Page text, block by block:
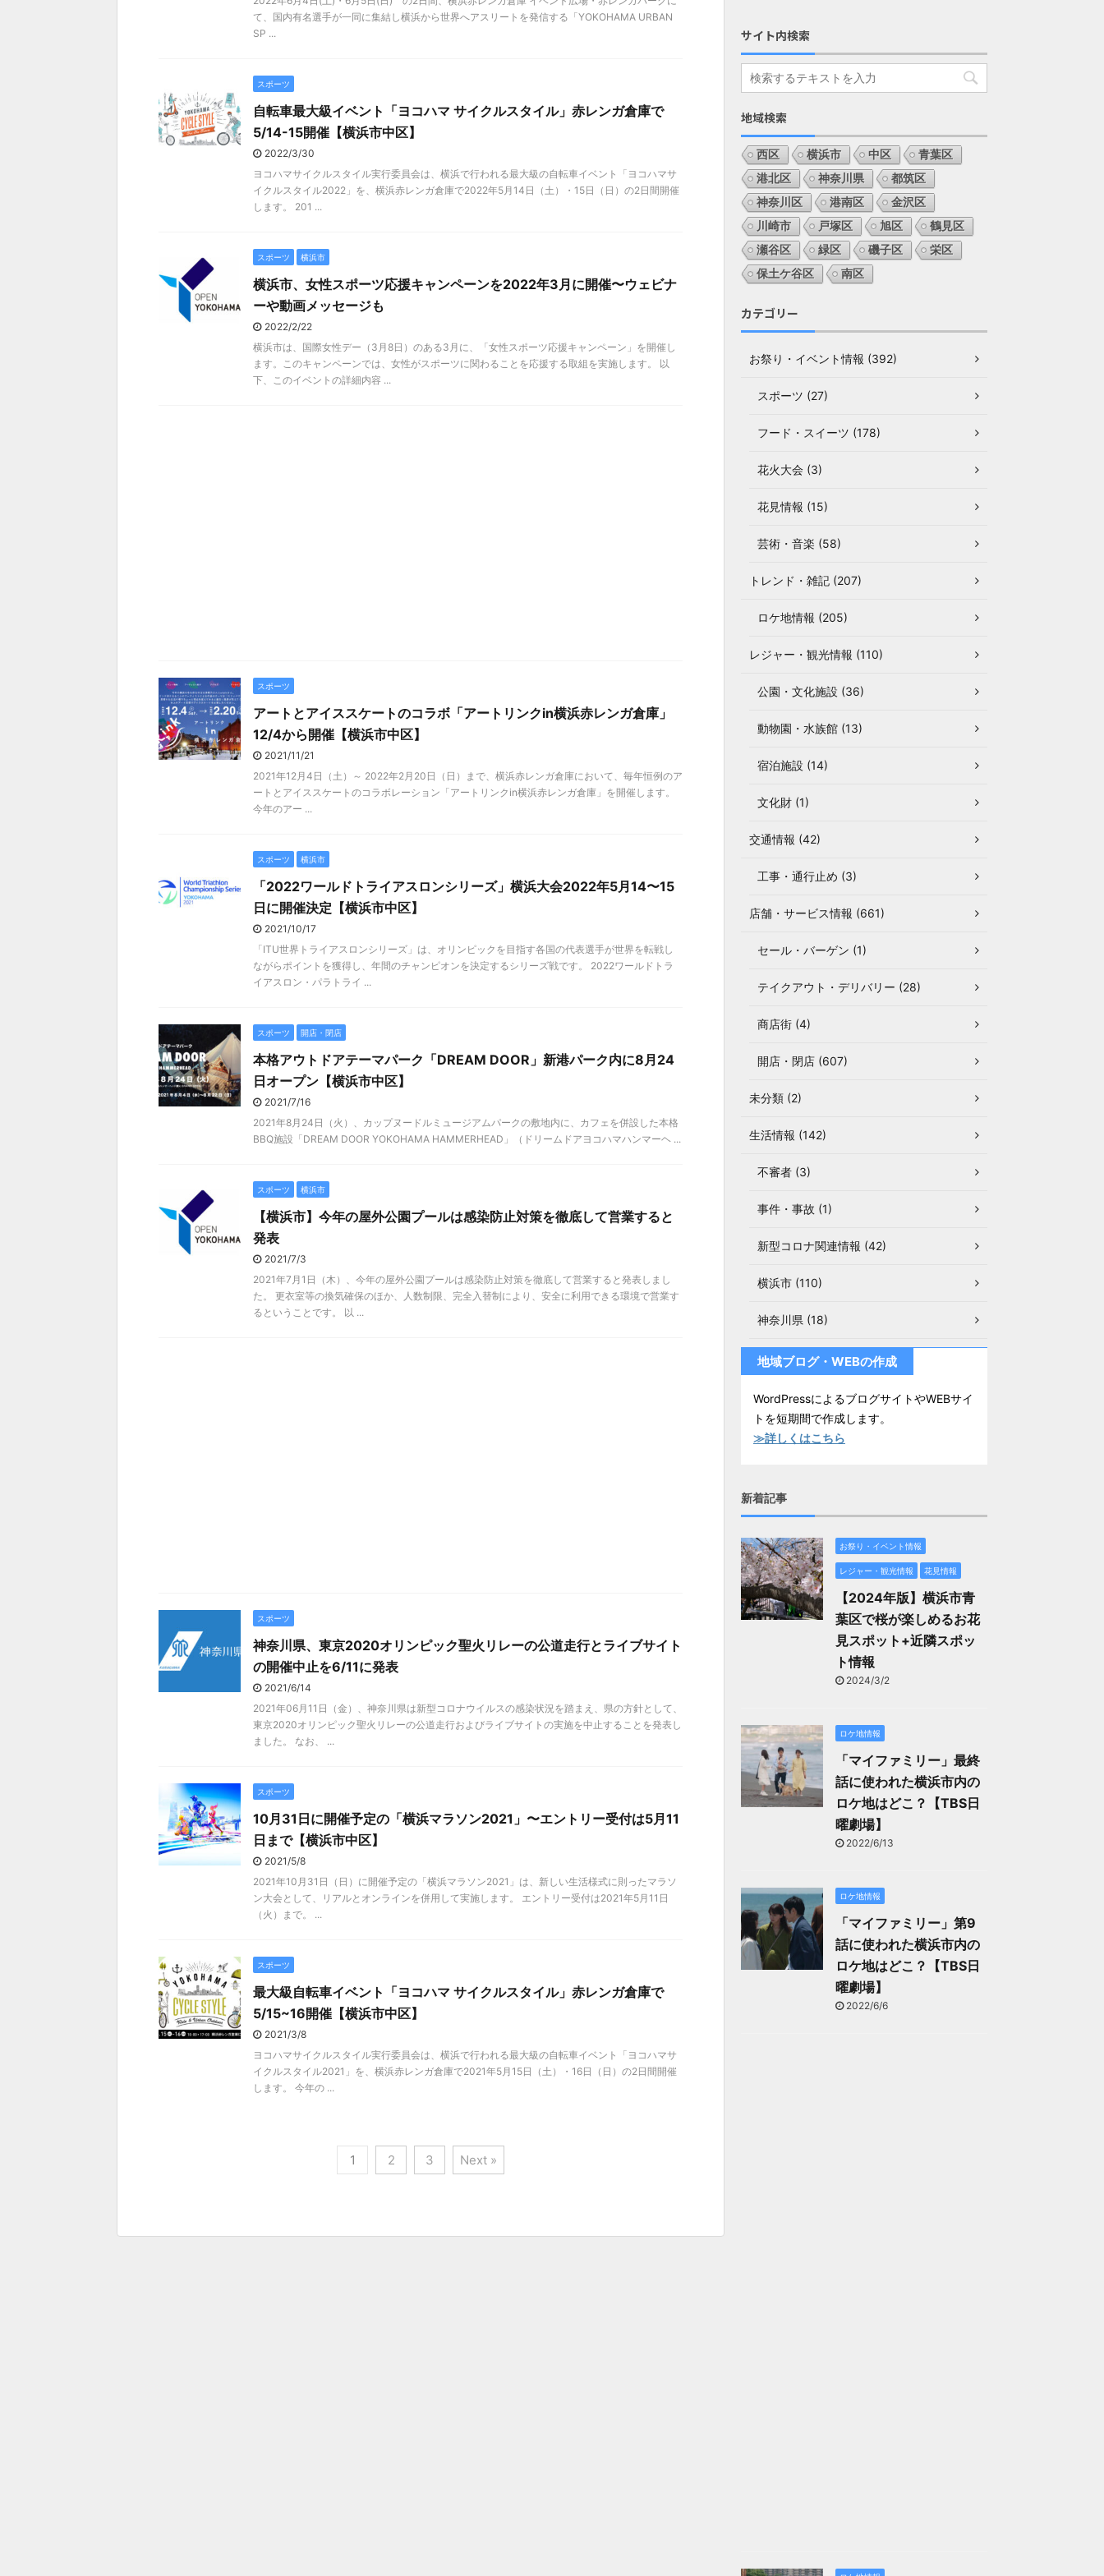
て、国内有名選手が一同に集結し横浜から世界へアスリートを発信する「YOKOHAMA URBAN
SP ...
スポーツ
自転車最大級イベント「ヨコハマ サイクルスタイル」赤レンガ倉庫で
5/14-15開催【横浜市中区】
2022/3/30
ヨコハマサイクルスタイル実行委員会は、横浜で行われる最大級の自転車イベント「ヨコハマサ
イクルスタイル2022」を、横浜赤レンガ倉庫で2022年5月14日（土）・15日（日）の2日間開催
します。 201 ...
スポーツ 横浜市
横浜市、女性スポーツ応援キャンペーンを2022年3月に開催〜ウェビナ
ーや動画メッセージも
2022/2/22
横浜市は、国際女性デー（3月8日）のある3月に、「女性スポーツ応援キャンペーン」を開催し
ます。このキャンペーンでは、女性がスポーツに関わることを応援する取組を実施します。 以
下、このイベントの詳細内容 ...
スポーツ
アートとアイススケートのコラボ「アートリンクin横浜赤レンガ倉庫」
12/4から開催【横浜市中区】
2021/11/21
2021年12月4日（土）～ 2022年2月20日（日）まで、横浜赤レンガ倉庫において、毎年恒例のア
ートとアイススケートのコラボレーション「アートリンクin横浜赤レンガ倉庫」を開催します。
今年のアー ...
スポーツ 横浜市
「2022ワールドトライアスロンシリーズ」横浜大会2022年5月14〜15
日に開催決定【横浜市中区】
2021/10/17
「ITU世界トライアスロンシリーズ」は、オリンピックを目指す各国の代表選手が世界を転戦し
ながらポイントを獲得し、年間のチャンピオンを決定するシリーズ戦です。 2022ワールドトラ
イアスロン・パラトライ ...
スポーツ 開店・閉店
本格アウトドアテーマパーク「DREAM DOOR」新港パーク内に8月24
日オープン【横浜市中区】
2021/7/16
2021年8月24日（火）、カップヌードルミュージアムパークの敷地内に、カフェを併設した本格
BBQ施設「DREAM DOOR YOKOHAMA HAMMERHEAD」（ドリームドアヨコハマハンマーヘ ...
スポーツ 横浜市
【横浜市】今年の屋外公園プールは感染防止対策を徹底して営業すると
発表
2021/7/3
2021年7月1日（木）、今年の屋外公園プールは感染防止対策を徹底して営業すると発表しまし
た。 更衣室等の換気確保のほか、人数制限、完全入替制により、安全に利用できる環境で営業す
るということです。 以 ...
スポーツ
神奈川県、東京2020オリンピック聖火リレーの公道走行とライブサイト
の開催中止を6/11に発表
2021/6/14
2021年06月11日（金）、神奈川県は新型コロナウイルスの感染状況を踏まえ、県の方針として、
東京2020オリンピック聖火リレーの公道走行およびライブサイトの実施を中止することを発表し
ました。 なお、 ...
スポーツ
10月31日に開催予定の「横浜マラソン2021」〜エントリー受付は5月11
日まで【横浜市中区】
2021/5/8
2021年10月31日（日）に開催予定の「横浜マラソン2021」は、新しい生活様式に則ったマラソ
ン大会として、リアルとオンラインを併用して実施します。 エントリー受付は2021年5月11日
（火）まで。 ...
スポーツ
最大級自転車イベント「ヨコハマ サイクルスタイル」赤レンガ倉庫で
5/15~16開催【横浜市中区】
2021/3/8
ヨコハマサイクルスタイル実行委員会は、横浜で行われる最大級の自転車イベント「ヨコハマサ
イクルスタイル2021」を、横浜赤レンガ倉庫で2021年5月15日（土）・16日（日）の2日間開催
します。 今年の ...
1 2 3 Next »
サイト内検索
地域検索
西区 横浜市 中区
青葉区
港北区
神奈川県
都筑区
神奈川区
港南区
金沢区
川崎市
戸塚区 旭区
鶴見区
瀬谷区
緑区 磯子区
栄区
保土ケ谷区
南区
カテゴリー
お祭り・イベント情報 (392)
スポーツ (27)
フード・スイーツ (178)
花火大会 (3)
花見情報 (15)
芸術・音楽 (58)
トレンド・雑記 (207)
ロケ地情報 (205)
レジャー・観光情報 (110)
公園・文化施設 (36)
動物園・水族館 (13)
宿泊施設 (14)
文化財 (1)
交通情報 (42)
工事・通行止め (3)
店舗・サービス情報 (661)
セール・バーゲン (1)
テイクアウト・デリバリー (28)
商店街 (4)
開店・閉店 (607)
未分類 (2)
生活情報 (142)
不審者 (3)
事件・事故 (1)
新型コロナ関連情報 (42)
横浜市 (110)
神奈川県 (18)
地域ブログ・WEBの作成
WordPressによるブログサイトやWEBサイ
トを短期間で作成します。
≫詳しくはこちら
新着記事
お祭り・イベント情報
レジャー・観光情報 花見情報
【2024年版】横浜市青
葉区で桜が楽しめるお花
見スポット+近隣スポッ
ト情報
2024/3/2
ロケ地情報
「マイファミリー」最終
話に使われた横浜市内の
ロケ地はどこ？【TBS日
曜劇場】
2022/6/13
ロケ地情報
「マイファミリー」第9
話に使われた横浜市内の
ロケ地はどこ？【TBS日
曜劇場】
2022/6/6